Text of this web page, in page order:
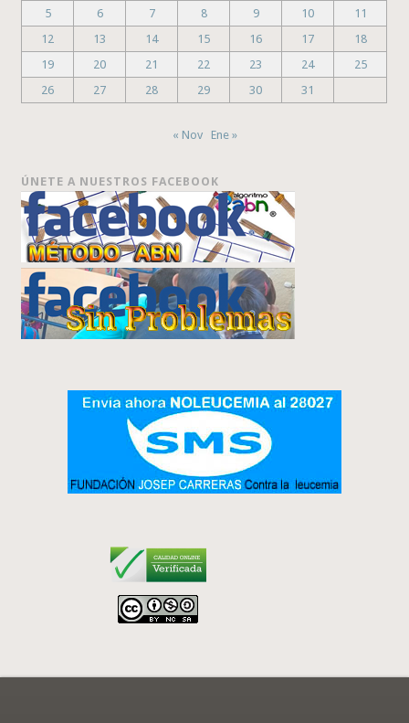
5
6 7 8 9 10
11
12
13 14 15 16 17
18
19
20 21 22 23 24
25
26
27 28 29 30 31
« Nov Ene »
ÚNETE A NUESTROS FACEBOOK